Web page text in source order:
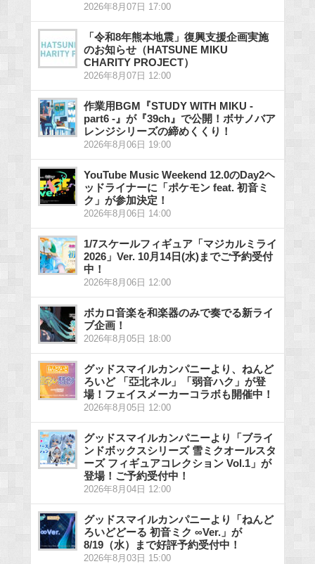
2026年8月07日 17:00
「令和8年熊本地震」復興支援企画実施
のお知らせ（HATSUNE MIKU
CHARITY PROJECT）
2026年8月07日 12:00
作業用BGM『STUDY WITH MIKU -
part6 -』が『39ch』で公開！ボサノバア
レンジシリーズの締めくくり！
2026年8月06日 19:00
YouTube Music Weekend 12.0のDay2ヘ
ッドライナーに「ポケモン feat. 初音ミ
ク」が参加決定！
2026年8月06日 14:00
1/7スケールフィギュア「マジカルミライ
2026」Ver. 10月14日(水)までご予約受付
中！
2026年8月06日 12:00
ボカロ音楽を和楽器のみで奏でる新ライ
ブ企画！
2026年8月05日 18:00
グッドスマイルカンパニーより、ねんど
ろいど 「亞北ネル」「弱音ハク」が登
場！フェイスメーカーコラボも開催中！
2026年8月05日 12:00
グッドスマイルカンパニーより「ブライ
ンドボックスシリーズ 雪ミクオールスタ
ーズ フィギュアコレクション Vol.1」が
登場！ご予約受付中！
2026年8月04日 12:00
グッドスマイルカンパニーより「ねんど
ろいどどーる 初音ミク ∞Ver.」が
8/19（水）まで好評予約受付中！
2026年8月03日 15:00